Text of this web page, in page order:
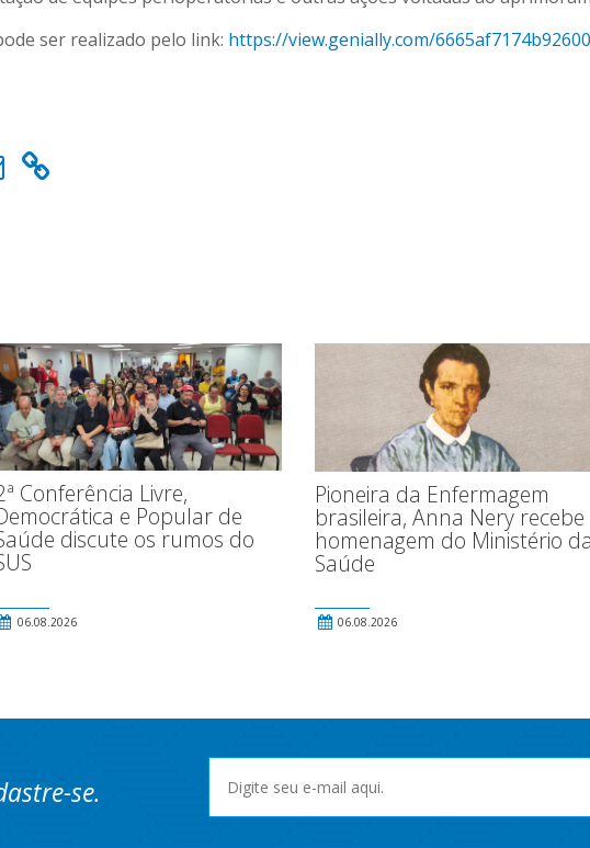
ser realizado pelo link: https://view.genially.com/
Conferência Livre,
e Popular de
discute os rumos do
06.08.2026
Pioneira da Enfermagem
brasileira, Anna Nery recebe
homenagem do Ministério da
Saúde
06.08.2026
se.